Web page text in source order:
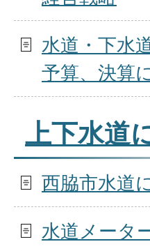
水道・下水
予算、決算
上下水道
西脇市水道
水道メータ